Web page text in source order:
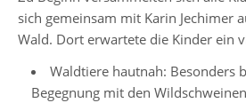
Stufenleitung
Jg.
7-
8
sich gemeinsam mit Karin Jechimer
Wald. Dort erwartete die Kinder ein
Waldtiere hautnah: Besonders
Begegnung mit den